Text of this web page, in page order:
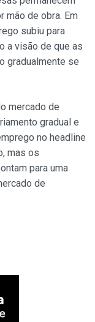
mão de obra. Em
subiu para
a visão de que as
gradualmente se
mercado de
gradual e
no headline
mas os
para uma
de